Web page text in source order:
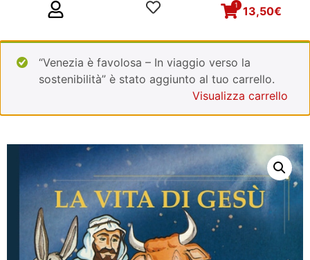
13,50€
1
“Venezia è favolosa – In viaggio verso la
sostenibilità” è stato aggiunto al tuo carrello.
Visualizza carrello